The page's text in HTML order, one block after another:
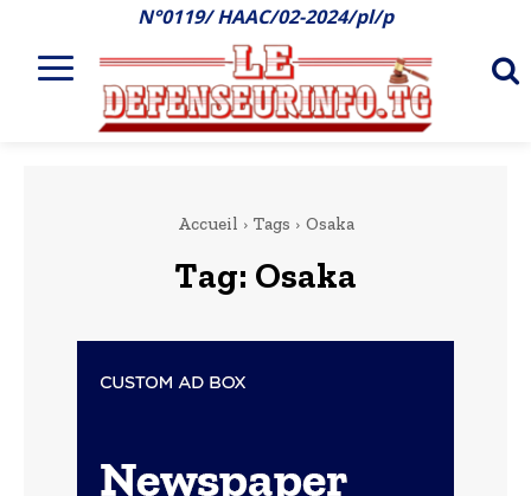
N°0119/ HAAC/02-2024/pl/p
Accueil Tags Osaka
Tag: Osaka